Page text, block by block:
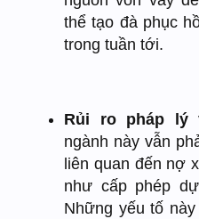
thể tạo đà phục
trong tuần tới.
Rủi ro pháp lý
ngành này vẫn
liên quan đến nợ
như cấp phép
Những yếu tố